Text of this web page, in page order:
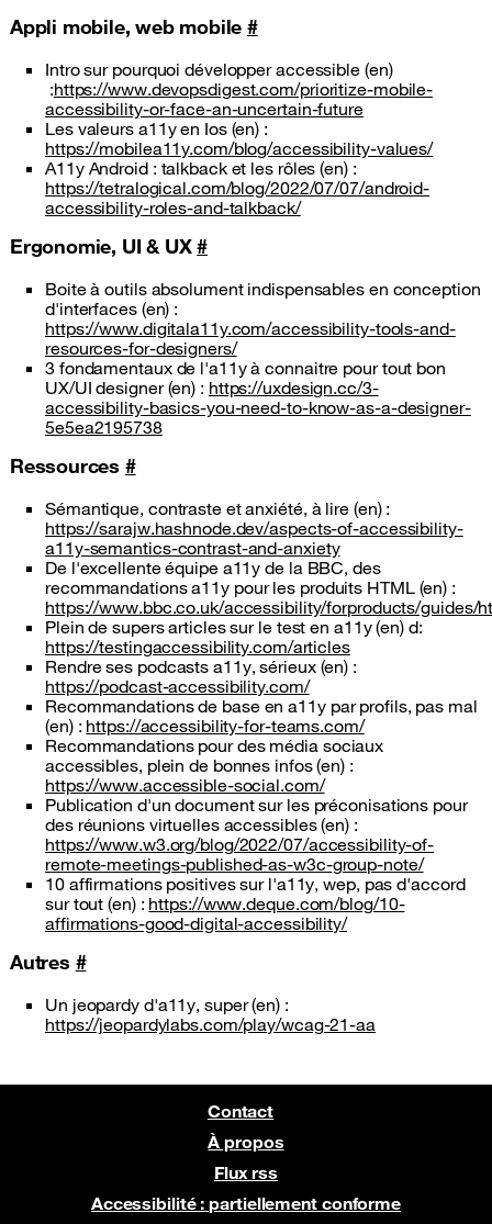
Appli mobile, web mobile#
Intro sur pourquoi développer accessible (en)
:https://www.devopsdigest.com/prioritize-mobile-
accessibility-or-face-an-uncertain-future
Les valeurs a11y en Ios (en) :
https://mobilea11y.com/blog/accessibility-values/
A11y Android : talkback et les rôles (en) :
https://tetralogical.com/blog/2022/07/07/android-
accessibility-roles-and-talkback/
Ergonomie, UI & UX#
Boite à outils absolument indispensables en conception
d'interfaces (en) :
https://www.digitala11y.com/accessibility-tools-and-
resources-for-designers/
3 fondamentaux de l'a11y à connaitre pour tout bon
UX/UI designer (en) : https://uxdesign.cc/3-
accessibility-basics-you-need-to-know-as-a-designer-
5e5ea2195738
Ressources #
Sémantique, contraste et anxiété, à lire (en) :
https://sarajw.hashnode.dev/aspects-of-accessibility-
a11y-semantics-contrast-and-anxiety
De l'excellente équipe a11y de la BBC, des
recommandations a11y pour les produits HTML (en) :
https://www.bbc.co.uk/accessibility/forproducts/guides/
Plein de supers articles sur le test en a11y (en) d:
https://testingaccessibility.com/articles
Rendre ses podcasts a11y, sérieux (en) :
https://podcast-accessibility.com/
Recommandations de base en a11y par profils, pas mal
(en) : https://accessibility-for-teams.com/
Recommandations pour des média sociaux
accessibles, plein de bonnes infos (en) :
https://www.accessible-social.com/
Publication d'un document sur les préconisations pour
des réunions virtuelles accessibles (en) :
https://www.w3.org/blog/2022/07/accessibility-of-
remote-meetings-published-as-w3c-group-note/
10 affirmations positives sur l'a11y, wep, pas d'accord
sur tout (en) : https://www.deque.com/blog/10-
affirmations-good-digital-accessibility/
Autres #
Un jeopardy d'a11y, super (en) :
https://jeopardylabs.com/play/wcag-21-aa
Contact
À propos
Flux rss
Accessibilité : partiellement conforme